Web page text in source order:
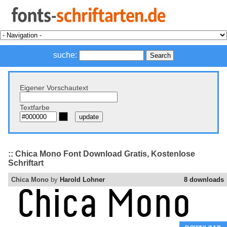
suche:
Eigener Vorschautext
Textfarbe
:: Chica Mono Font Download Gratis, Kostenlose
Schriftart
8 downloads
Chica Mono by Harold Lohner